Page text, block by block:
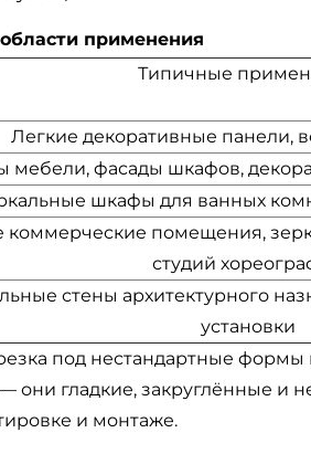
применения
Типичные
Легкие декоративные панели,
мебели, фасады шкафов,
шкафы для ванных
помещения,
студий
стены архитектурного
установки
под нестандартные
они гладкие, закруглённые и
и монтаже.